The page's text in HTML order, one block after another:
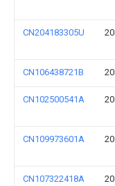
CN204183305U
CN106438721B
CN102500541A
CN109973601A
CN107322418A